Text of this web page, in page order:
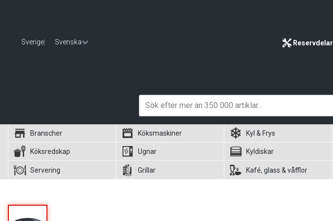
Sverige Svenska Reservdelar
Branscher Köksmaskiner Kyl & Frys
Köksredskap Ugnar Kyldiskar
Servering Grillar Kafé, glass & våfflor